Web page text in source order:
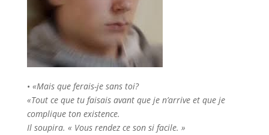
• «Mais que ferais-je sans toi?
«Tout ce que tu faisais avant que je n’arrive et que je
complique ton existence.
Il soupira. « Vous rendez ce son si facile. »